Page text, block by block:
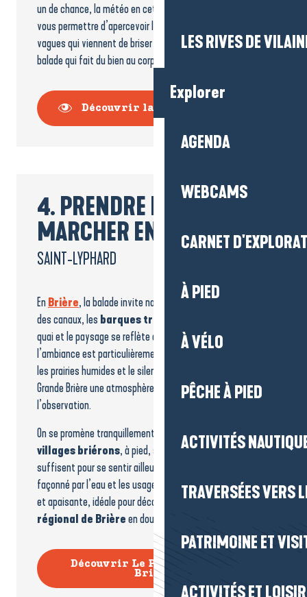
LES RIVES DE
Explorer
AGENDA
WEBCAMS
CARNET
À PIED
À VÉLO
PÊCHE À PIED
ACTIVITÉS
TRAVERSÉES VERS
PATRIMOINE ET
ACTIVITÉS ET
un de chance, la météo en cette saison pourrait même
vous permettre d’apercevoir le spectacle de l’océan et des
vagues qui viennent de briser contre les rochers. Une
balade qui fait du bien au corps et à l’esprit !
Découvrir la côte sauvage
4. PRENDRE LE TEMPS DE
MARCHER EN BRIÈRE
SAINT-LYPHARD
EnBrière, la balade invite naturellement à ralentir. Le long
des canaux, les barques traditionnelles
quai et le paysage se reflète dans l’eau calme. En hiver,
l’ambiance est particulièrement paisible. La lumière basse,
les prairies humides et le silence donnent aux marais de
Grande Brière une atmosphère propice à la promenade et à
l’observation.
On se promène tranquillement autour desportset des
villages briérons, à pied, sans difficulté. Quelques pas
suffisent pour se sentir ailleurs, au cœur d’un paysage
façonné par l’eau et les usages locaux. Une balade simple
et apaisante, idéale pour découvrir leParc naturel
régional de Brièreen douceur, en couple ou en famille.
Découvrir Le Parc naturel de
Brière